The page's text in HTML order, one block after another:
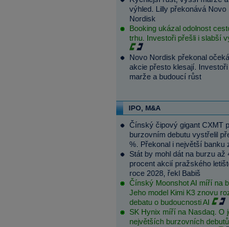
výhled. Lilly překonává Novo
Nordisk
Booking ukázal odolnost
trhu. Investoři přešli i slabší
Novo Nordisk překonal
akcie přesto klesají.
marže a budoucí růst
IPO, M&A
Čínský čipový gigant CXMT
burzovním debutu vystřelil
%. Překonal i největší banku
Stát by mohl dát na burzu až
procent akcií pražského
roce 2028, řekl Babiš
Čínský Moonshot AI míří na
Jeho model Kimi K3 znovu
debatu o budoucnosti AI
SK Hynix míří na Nasdaq. O
největších burzovních